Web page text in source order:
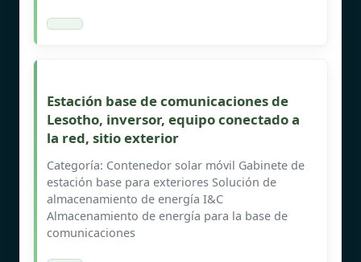
Estación base de comunicaciones de
Lesotho, inversor, equipo conectado a
la red, sitio exterior
Categoría: Contenedor solar móvil Gabinete de
estación base para exteriores Solución de
almacenamiento de energía I&C
Almacenamiento de energía para la base de
comunicaciones